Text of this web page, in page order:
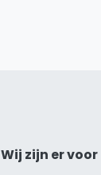
Wij zijn er voor